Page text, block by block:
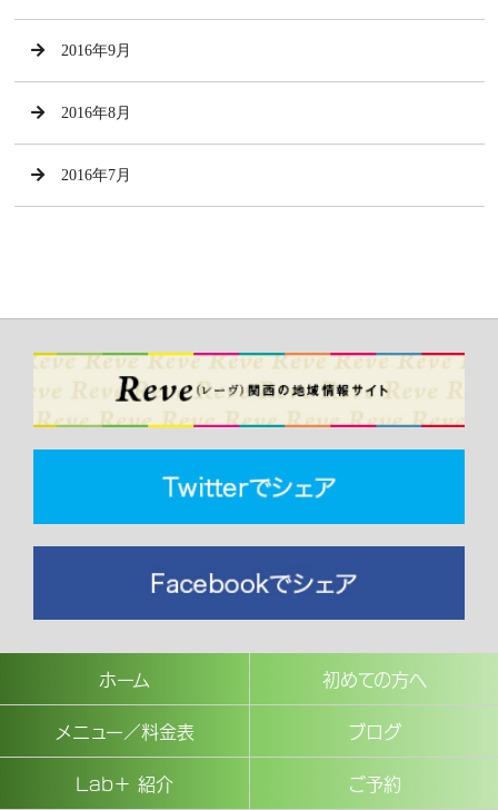
2016年9月
2016年8月
2016年7月
ホーム
初めての方へ
メニュー／料金表
ブログ
Lab＋ 紹介
ご予約